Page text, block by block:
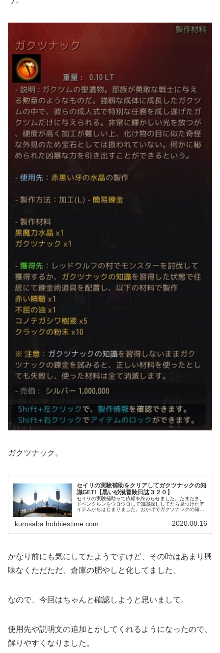
ガクツナック。
セイリの実験補助をクリアしてガクツナックの知
識GET!【黒い砂漠冒険日誌３２０】
セイリの実験補助って依頼を終わらせました。たまたま、
ドベンクルンをウロウロして知識探ししてたら見つけたア
イテムからはじまりました。おかげでガクツナックの知識
kurosaba.hobbiestime.com 2020.08.16
かなり前にも気にしてたようですけど、その時はあまり興
味なくただただ、倉庫の肥やしと化してました。
なので、今回はちゃんと確認しようと思いまして。
使用先や説明文の追加とかしてくれるようになったので、
解りやすくなりました。